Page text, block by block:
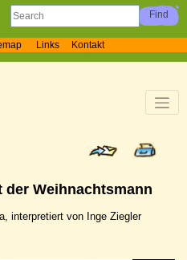
Links Kontakt
der Weihnachtsmann
interpretiert von Inge Ziegler